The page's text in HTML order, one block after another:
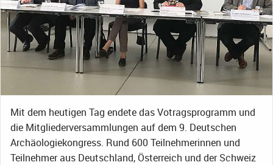
Mit dem heutigen Tag endete das Votragsprogramm und
die Mitgliederversammlungen auf dem 9. Deutschen
Archäologiekongress. Rund 600 Teilnehmerinnen und
Teilnehmer aus Deutschland, Österreich und der Schweiz